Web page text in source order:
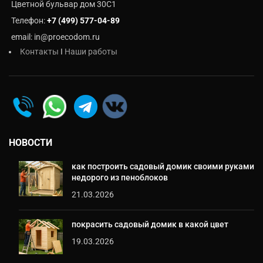
Цветной бульвар дом 30C1
Телефон:+7 (499) 577-04-89
email: in@proecodom.ru
Контакты I Наши работы
НОВОСТИ
как построить садовый домик своими руками
недорого из пеноблоков
21.03.2026
покрасить садовый домик в какой цвет
19.03.2026